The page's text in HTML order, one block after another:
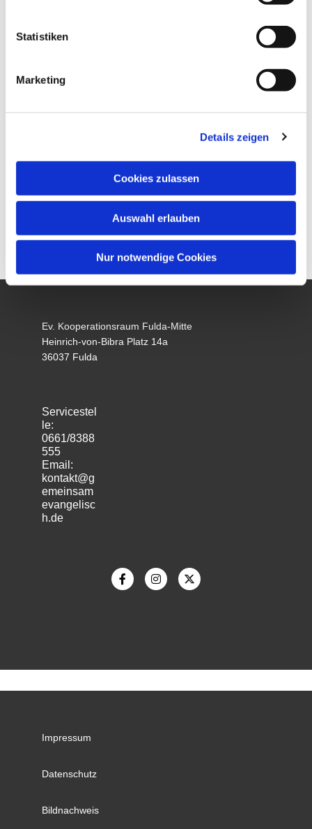
Statistiken
Marketing
Details zeigen
Cookies zulassen
Auswahl erlauben
Nur notwendige Cookies
Ev. Kooperationsraum Fulda-Mitte
Heinrich-von-Bibra Platz 14a
36037 Fulda
Servicestel
le:
0661/8388
555
Email:
kontakt@g
emeinsam
evangelisc
h.de
Impressum
Datenschutz
Bildnachweis